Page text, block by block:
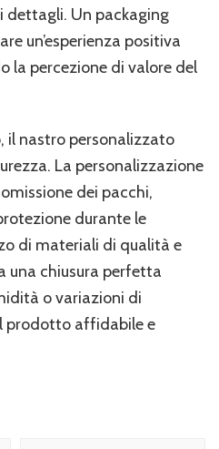
dettagli. Un packaging
un’esperienza positiva
la percezione di valore del
il nastro personalizzato
La personalizzazione
dei pacchi,
durante le
di materiali di qualità e
una chiusura perfetta
o variazioni di
prodotto affidabile e